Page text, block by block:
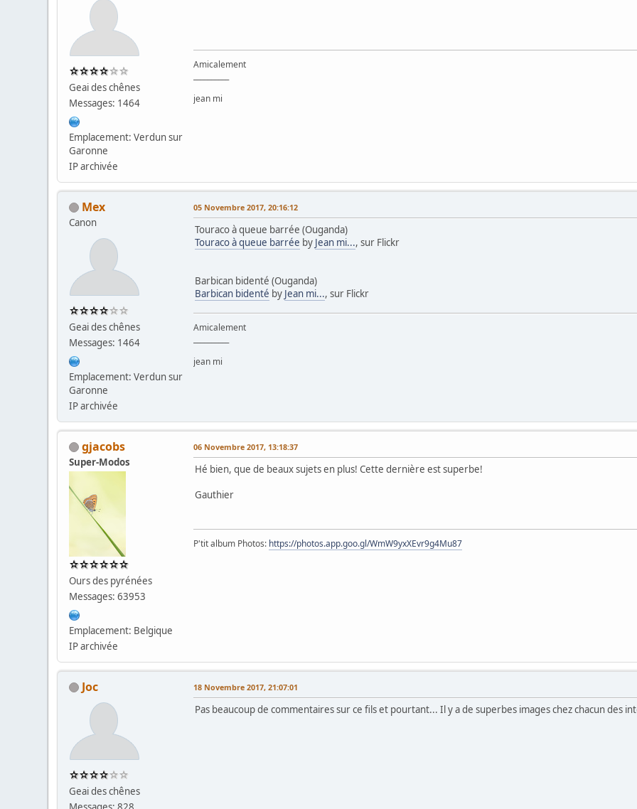
Geai des chênes
Messages: 1464
Emplacement: Verdun sur
Garonne
IP archivée
Amicalement
jean mi
Mex
Canon
Geai des chênes
Messages: 1464
Emplacement: Verdun sur
Garonne
IP archivée
05 Novembre 2017, 20:16:12
Touraco à queue barrée (Ouganda)
Touraco à queue barrée by Jean mi..., sur Flickr
Barbican bidenté (Ouganda)
Barbican bidenté by Jean mi..., sur Flickr
Amicalement
jean mi
gjacobs
Super-Modos
Ours des pyrénées
Messages: 63953
Emplacement: Belgique
IP archivée
06 Novembre 2017, 13:18:37
Hé bien, que de beaux sujets en plus! Cette dernière est superbe!
Gauthier
P'tit album Photos: https://photos.app.goo.gl/WmW9yxXEvr9g4Mu87
Joc
Geai des chênes
18 Novembre 2017, 21:07:01
Pas beaucoup de commentaires sur ce fils et pourtant... Il y a de superbes images chez chacun des